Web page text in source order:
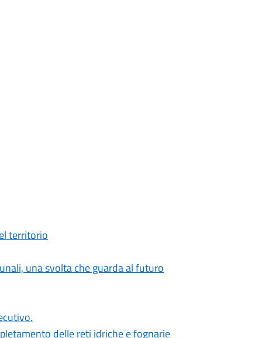
territorio
una svolta che guarda al futuro
delle reti idriche e fognarie